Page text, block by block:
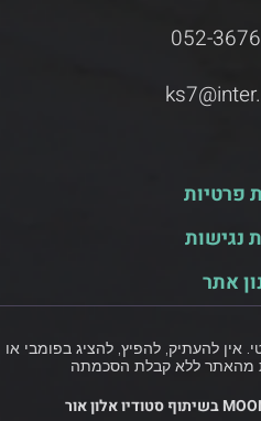
052-
פרטיות
נגישות
אתר
אין להעתיק, להפיץ, להציג בפומבי או
מהאתר ללא קבלת הסכמתה